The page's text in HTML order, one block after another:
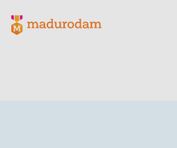
Madurodam-Logo, zur